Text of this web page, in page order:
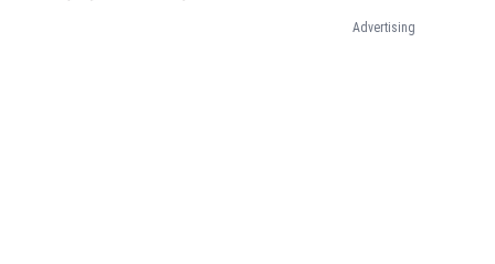
Advertising